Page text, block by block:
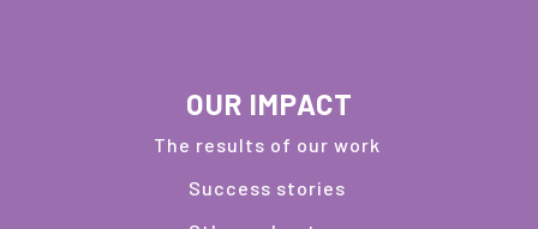
OUR IMPACT
The results of our work
Success stories